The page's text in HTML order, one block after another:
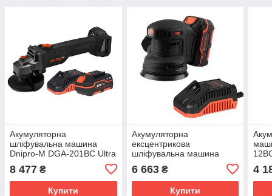
Акумуляторна
шліфувальна машина
Dnipro-M DGA-201BC Ultra
+ Акумуляторна батарея
BP-240 + Зарядний
пристрій FC-
8 477 ₴
Купити
Акумуляторна
ексцентрикова
шліфувальна машина
ULTRA + Акумуляторна
батарея BP-240 +
6 663₴
Купити
4